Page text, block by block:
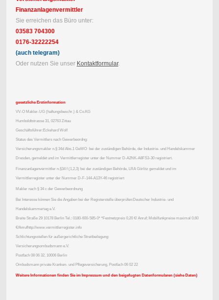
Finanzanlagenvermittler
Sie erreichen das Büro unter:
03583 704300
0176-32222254
(auch telegram)
Oder nutzen Sie unser Kontaktformular.
gesetzliche Erstinformation
VV-O Makler-UG (haftungsbeschr.) & Co.KG
Humboldtstrasse 31, 02763 Zittau
Geschäftsführer:Eckehard Wolf
Status des Vermittlers nach Gewerbeordng:
Versicherungsmakler n.§ 34d Abs.1 GeWO bei der zuständigen Behörde, der Industrie- und Handelskammer
Dresden, gemeldet und im Vermittlerregister unter der Nummer D-A2NK-A8FS3-30 registriert.
Finanzanlagenvermittler n.§34 f (1,2,3) bei der zuständigen Behörde, LRA Görlitz gemeldet und im
Vermittlerregister unter der Nummer D-F-144-A13Y-46 registriert
Makler nach § 34 c der Gewerbeordnung
Bei Interesse können Sie die Angaben bei der Registerstelle überprüfen:Deutscher Industrie- und
Handelskammertag e.V.
Breite Straße 29 10178 Berlin Tel.: 0180-600-585-0* *Festnetzpreis 0,20 €/ Anruf; Mobilfunkpreise maximal 0,60
€/Anrufhttp://www.vermittlerregister.info
Schlichtungsstellen für außergerichtliche Streitbeilegung:
Versicherungsombudsmann e.V.
Postfach 08 06 32, 10006 Berlin
Ombudsmann private Kranken- und Pflegeversicherung, Postfach 06 02 22
Weitere Informationen finden Sie im Impressum und den beigefugten Datenformularen (siehe Daten)